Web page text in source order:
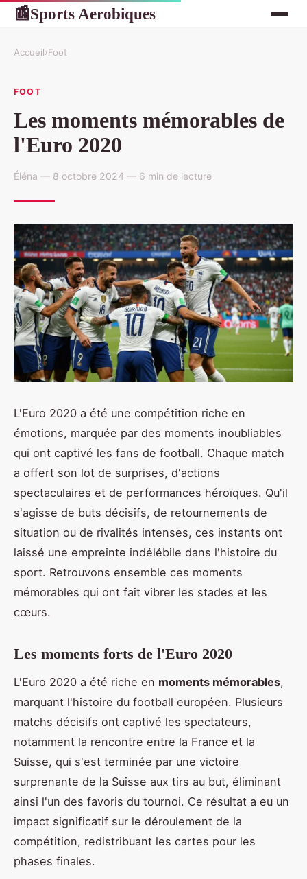
📰Sports Aerobiques
Accueil›Foot
FOOT
Les moments mémorables de
l'Euro 2020
Éléna — 8 octobre 2024 — 6 min de lecture
L'Euro 2020 a été une compétition riche en
émotions, marquée par des moments inoubliables
qui ont captivé les fans de football. Chaque match
a offert son lot de surprises, d'actions
spectaculaires et de performances héroïques. Qu'il
s'agisse de buts décisifs, de retournements de
situation ou de rivalités intenses, ces instants ont
laissé une empreinte indélébile dans l'histoire du
sport. Retrouvons ensemble ces moments
mémorables qui ont fait vibrer les stades et les
cœurs.
Les moments forts de l'Euro 2020
L'Euro 2020 a été riche en moments mémorables,
marquant l'histoire du football européen. Plusieurs
matchs décisifs ont captivé les spectateurs,
notamment la rencontre entre la France et la
Suisse, qui s'est terminée par une victoire
surprenante de la Suisse aux tirs au but, éliminant
ainsi l'un des favoris du tournoi. Ce résultat a eu un
impact significatif sur le déroulement de la
compétition, redistribuant les cartes pour les
phases finales.